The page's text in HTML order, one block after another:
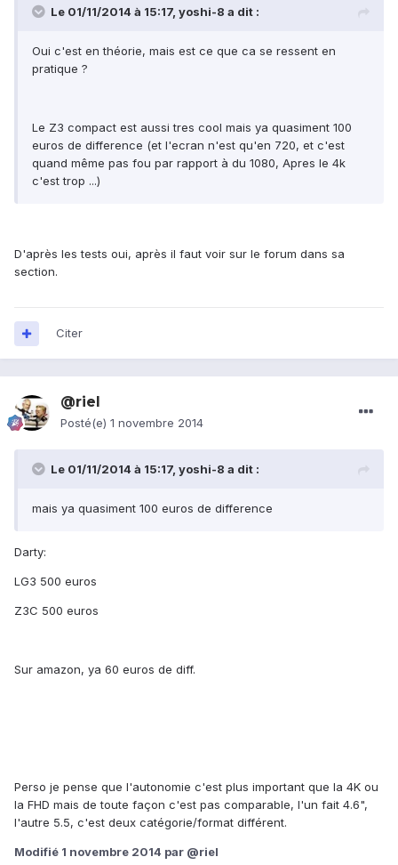
Le 01/11/2014 à 15:17, yoshi-8 a dit :
Oui c'est en théorie, mais est ce que ca se ressent en
pratique ?
Le Z3 compact est aussi tres cool mais ya quasiment 100
euros de difference (et l'ecran n'est qu'en 720, et c'est
quand même pas fou par rapport à du 1080, Apres le 4k
c'est trop ...)
D'après les tests oui, après il faut voir sur le forum dans sa
section.
Citer
@riel
Posté(e) 1 novembre 2014
Le 01/11/2014 à 15:17, yoshi-8 a dit :
mais ya quasiment 100 euros de difference
Darty:
LG3 500 euros
Z3C 500 euros
Sur amazon, ya 60 euros de diff.
Perso je pense que l'autonomie c'est plus important que la 4K ou
la FHD mais de toute façon c'est pas comparable, l'un fait 4.6",
l'autre 5.5, c'est deux catégorie/format différent.
Modifié 1 novembre 2014 par @riel